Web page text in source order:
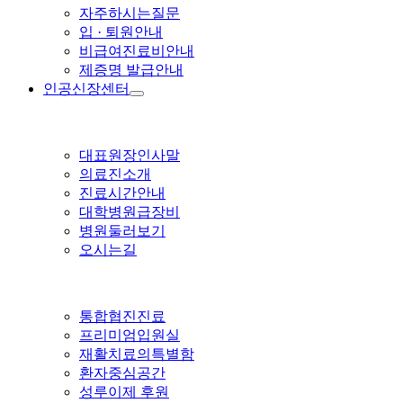
자주하시는질문
입 · 퇴원안내
비급여진료비안내
제증명 발급안내
인공신장센터
대표원장인사말
의료진소개
진료시간안내
대학병원급장비
병원둘러보기
오시는길
통합협진진료
프리미엄입원실
재활치료의특별함
환자중심공간
성루이제 후원